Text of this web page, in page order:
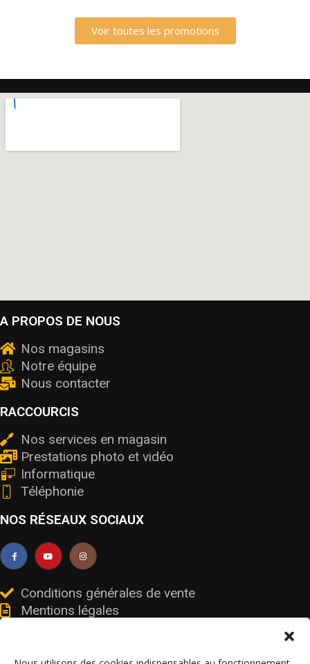
Voir toutes les promotions
A PROPOS DE NOUS
Nos magasins
Notre équipe
Nous contacter
RACCOURCIS
Nos services en magasin
Prestations photo et vidéo
Informatique
Téléphonie
NOS RÉSEAUX SOCIAUX
Conditions générales de vente
Mentions légales